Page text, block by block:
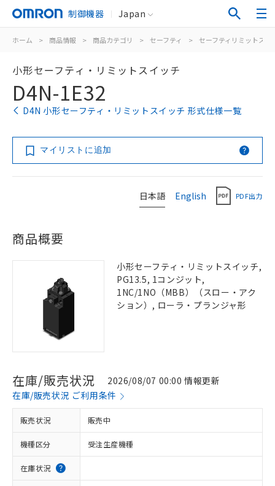
制御機器 Japan
ホーム > 商品情報 > 商品カテゴリ > セーフティ > セーフティリミットスイ
小形セーフティ・リミットスイッチ
D4N-1E32
D4N 小形セーフティ・リミットスイッチ 形式仕様一覧
マイリストに追加
日本語 English PDF出力
商品概要
小形セーフティ・リミットスイッチ,
PG13.5, 1コンジット,
1NC/1NO（MBB）（スロー・アク
ション）, ローラ・プランジャ形
在庫/販売状況
2026/08/07 00:00 情報更新
在庫/販売状況 ご利用条件
販売状況 販売中
機種区分 受注生産機種
在庫状況